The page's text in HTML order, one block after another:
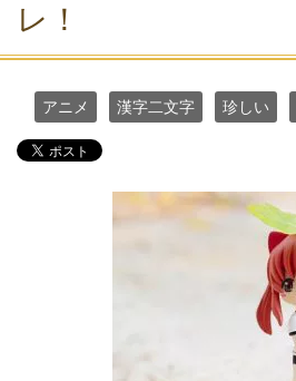
レ！
アニメ 漢字二文字 珍しい